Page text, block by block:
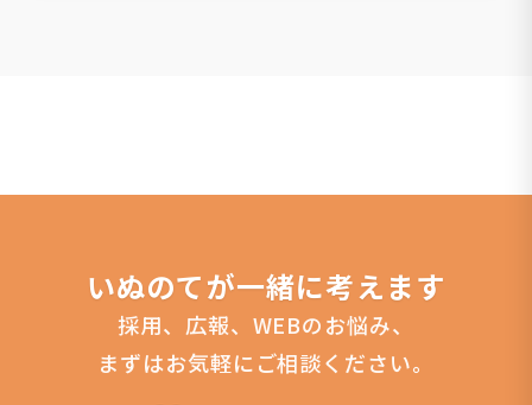
いぬのてが一緒に考えます
採用、広報、WEBのお悩み、
まずはお気軽にご相談ください。